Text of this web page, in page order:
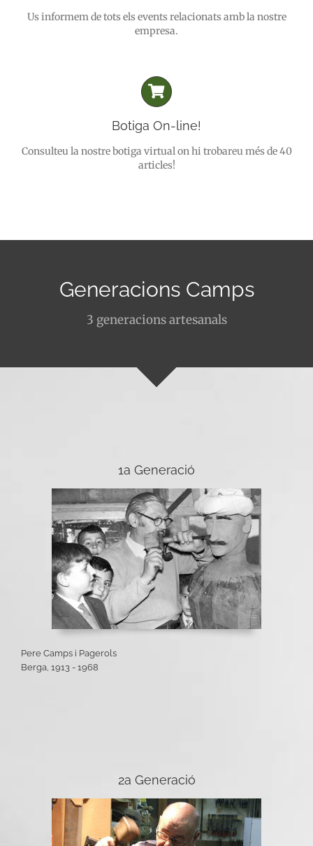
Us informem de tots els events relacionats amb la nostre
empresa.
Botiga On-line!
Consulteu la nostre botiga virtual on hi trobareu més de 40
articles!
Generacions Camps
3 generacions artesanals
1a Generació
Pere Camps i Pagerols
Berga, 1913 - 1968
2a Generació